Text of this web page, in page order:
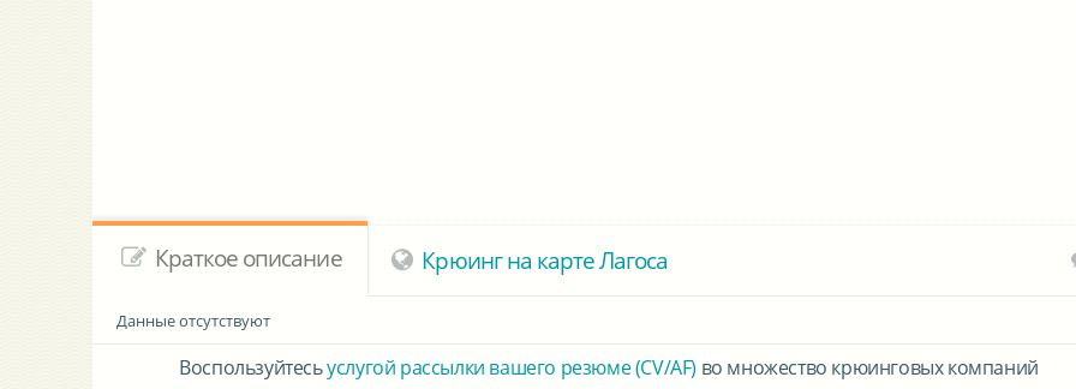
Краткое описание Крюинг на карте Лагоса
Данные отсутствуют
Воспользуйтесьуслугой рассылки вашего резюме (CV/AF) во множество крюинговых компаний